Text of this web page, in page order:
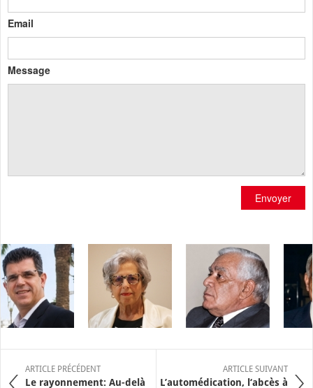
Email
Message
Envoyer
ARTICLE PRÉCÉDENT
Le rayonnement: Au-delà
ARTICLE SUIVANT
L’automédication, l‘abcès à